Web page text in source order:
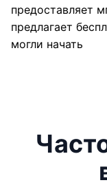
предоставляет
предлагает
могли начать